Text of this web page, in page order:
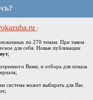
:
по 270 темам. При таком
для себя. Новые публикации
;
Вами, и отбора для показа
система может выбирать для Вас